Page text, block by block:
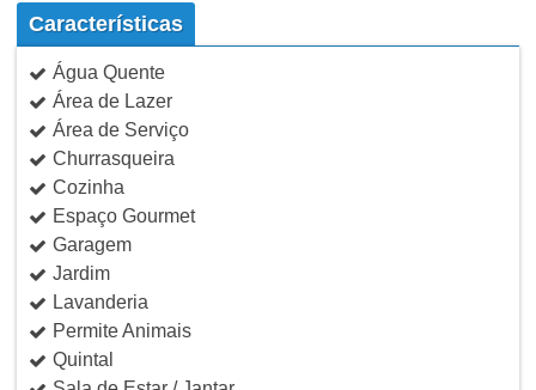
Características
Água Quente
Área de Lazer
Área de Serviço
Churrasqueira
Cozinha
Espaço Gourmet
Garagem
Jardim
Lavanderia
Permite Animais
Quintal